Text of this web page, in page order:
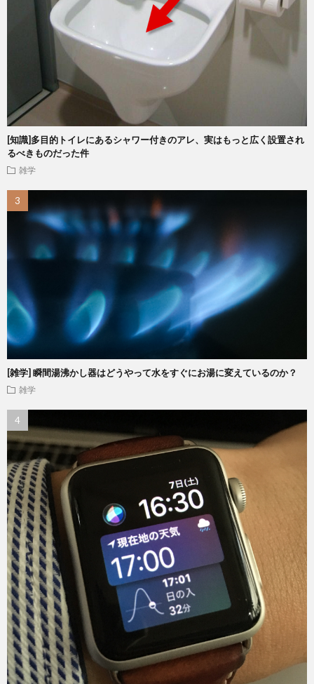
[知識]多目的トイレにあるシャワー付きのアレ、実はもっと広く設置され
るべきものだった件
雑学
[雑学] 瞬間湯沸かし器はどうやって水をすぐにお湯に変えているのか？
雑学